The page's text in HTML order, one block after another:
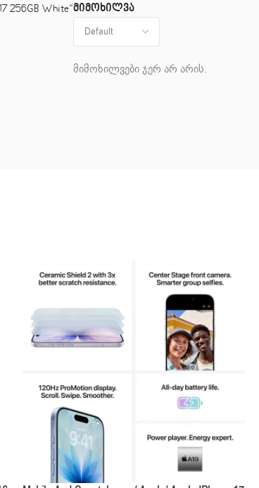
მიმოხილვა
მიმოხილვები ჯერ არ არის.
256GB White“